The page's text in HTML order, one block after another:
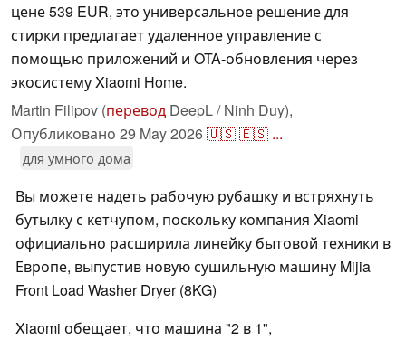
цене 539 EUR, это универсальное решение для
стирки предлагает удаленное управление с
помощью приложений и OTA-обновления через
экосистему Xiaomi Home.
Martin Filipov (перевод DeepL / Ninh Duy),
Опубликовано 29 May 2026🇺🇸🇪🇸 ...
для умного дома
Вы можете надеть рабочую рубашку и встряхнуть
бутылку с кетчупом, поскольку компания Xiaomi
официально расширила линейку бытовой техники в
Европе, выпустив новую сушильную машину Mijia
Front Load Washer Dryer (8KG)
Xiaomi обещает, что машина "2 в 1",